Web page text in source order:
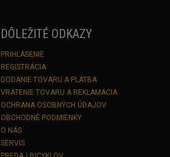
DÔLEŽITÉ ODKAZY
PRIHLÁSENIE
REGISTRÁCIA
DODANIE TOVARU A PLATBA
VRÁTENIE TOVARU A REKLAMÁCIA
OCHRANA OSOBNÝCH ÚDAJOV
OBCHODNÉ PODMIENKY
O NÁS
SERVIS